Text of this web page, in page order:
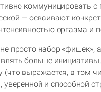
коммуницировать с
— осваивают
оргазма и
просто набор «фишек»,
больше
(что выражается, в том
уверенной и способной